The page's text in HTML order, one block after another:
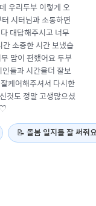
우리두부 이렇게 오
시터님과 소통하면
대답해주시고 너무
소중한 시간 보냈습
맘이 편했어요 두부
들과 시간을더 잘보
케어해주셔서 다시한
것도 정말 고생많으셨
📝 돌봄 일지를 잘 써줘